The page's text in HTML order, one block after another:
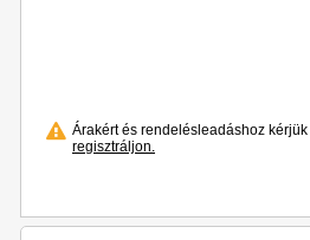
Árakért és rendelésleadáshoz kérjük
regisztráljon.